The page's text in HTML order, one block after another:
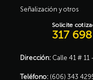
Señalización y otros
Solicite
317
Dirección: Calle 41 # 11
Teléfono: (606) 343